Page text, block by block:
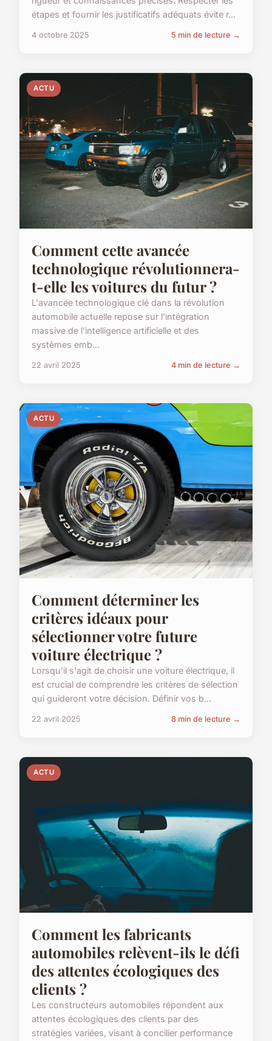
étapes et fournir les justificatifs adéquats évite r...
4 octobre 2025 5 min de lecture →
ACTU
Comment cette avancée
technologique révolutionnera-
t-elle les voitures du futur ?
L'avancée technologique clé dans la révolution
automobile actuelle repose sur l'intégration
massive de l'intelligence artificielle et des
systèmes emb...
22 avril 2025 4 min de lecture →
ACTU
Comment déterminer les
critères idéaux pour
sélectionner votre future
voiture électrique ?
Lorsqu'il s'agit de choisir une voiture électrique, il
est crucial de comprendre les critères de sélection
qui guideront votre décision. Définir vos b...
22 avril 2025 8 min de lecture →
ACTU
Comment les fabricants
automobiles relèvent-ils le défi
des attentes écologiques des
clients ?
Les constructeurs automobiles répondent aux
attentes écologiques des clients par des
stratégies variées, visant à concilier performance